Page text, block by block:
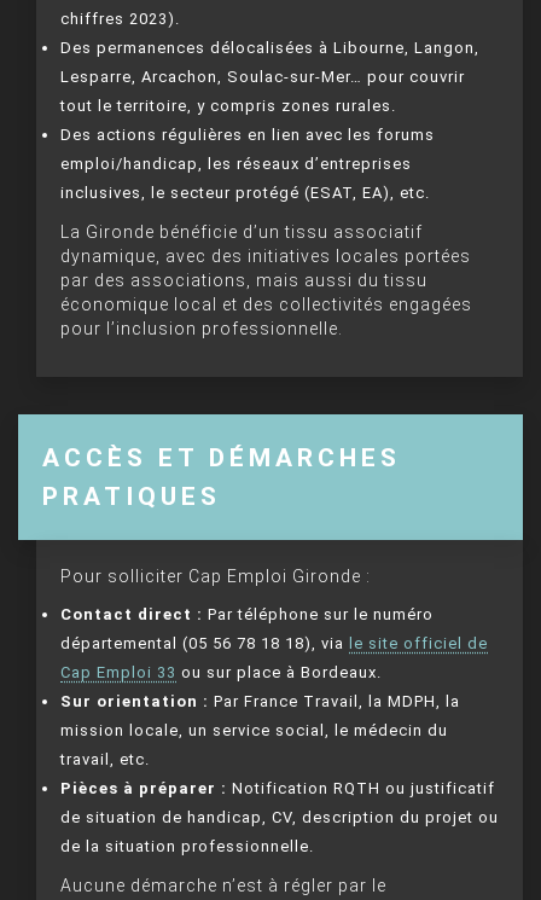
chiffres 2023).
Des permanences délocalisées à Libourne, Langon,
Lesparre, Arcachon, Soulac-sur-Mer… pour couvrir
tout le territoire, y compris zones rurales.
Des actions régulières en lien avec les forums
emploi/handicap, les réseaux d’entreprises
inclusives, le secteur protégé (ESAT, EA), etc.
La Gironde bénéficie d’un tissu associatif
dynamique, avec des initiatives locales portées
par des associations, mais aussi du tissu
économique local et des collectivités engagées
pour l’inclusion professionnelle.
ACCÈS ET DÉMARCHES
PRATIQUES
Pour solliciter Cap Emploi Gironde :
Contact direct : Par téléphone sur le numéro
départemental (05 56 78 18 18), via
le site officiel de
Cap Emploi 33 ou sur place à Bordeaux.
Sur orientation : Par France Travail, la MDPH, la
mission locale, un service social, le médecin du
travail, etc.
Pièces à préparer : Notification RQTH ou justificatif
de situation de handicap, CV, description du projet ou
de la situation professionnelle.
Aucune démarche n’est à régler par le